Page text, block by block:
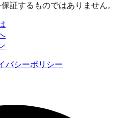
証するものではありません。
バシーポリシー